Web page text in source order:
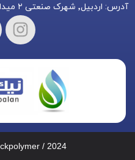
آدرس: اردبیل٬ شهرک صنعتی ۲ میدان خدماتی٬ قطعه ۸۱۶
/ 2024